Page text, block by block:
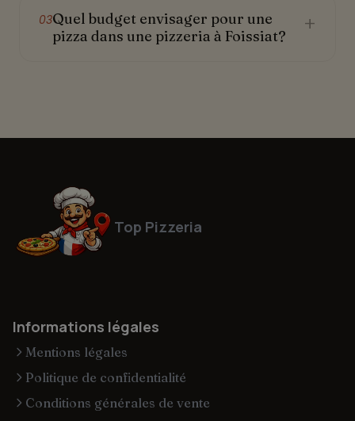
03Quel budget envisager pour une
pizza dans une pizzeria à Foissiat?
+
Top Pizzeria
Informations légales
Mentions légales
Politique de confidentialité
Conditions générales de vente